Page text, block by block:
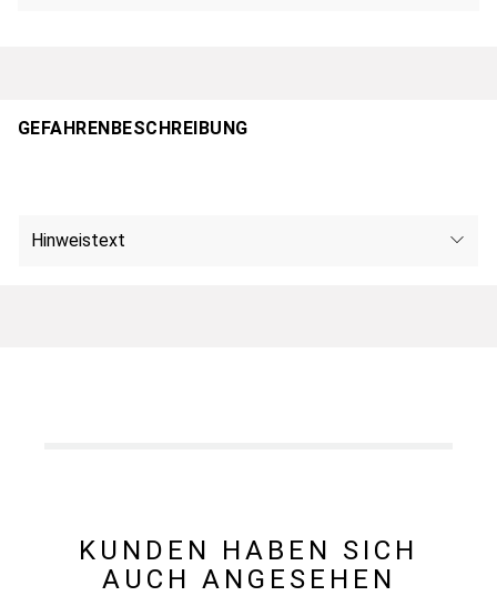
GEFAHRENBESCHREIBUNG
Hinweistext
KUNDEN HABEN SICH
AUCH ANGESEHEN